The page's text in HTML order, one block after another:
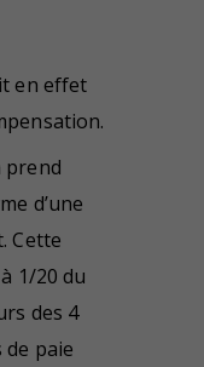
en effet
prend
d’une
Cette
1/20 du
des 4
de paie